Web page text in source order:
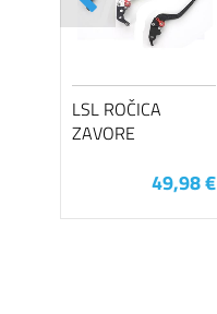
LSL ROČICA
ZAVORE
49,98 €